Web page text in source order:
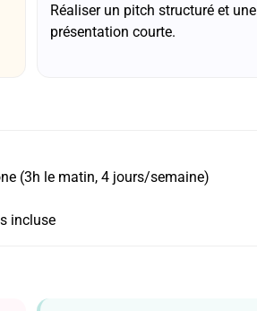
Réaliser un pitch structuré et une
présentation courte.
(3h le matin, 4 jours/semaine)
incluse